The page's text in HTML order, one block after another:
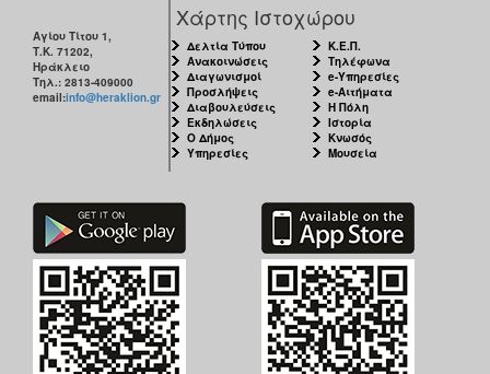
Αγίου Τίτου 1,
Τ.Κ. 71202,
Ηράκλειο
Τηλ.: 2813-409000
email:info@heraklion.gr
Χάρτης Ιστοχώρου
Δελτία Τύπου
Ανακοινώσεις
Διαγωνισμοί
Προσλήψεις
Διαβουλεύσεις
Εκδηλώσεις
Ο Δήμος
Υπηρεσίες
Κ.Ε.Π.
Τηλέφωνα
e-Υπηρεσίες
e-Αιτήματα
Η Πόλη
Ιστορία
Κνωσός
Μουσεία